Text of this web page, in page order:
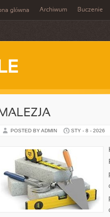
główna Archiwum Buczenie
POSTED BY ADMIN STY - 8 - 2026